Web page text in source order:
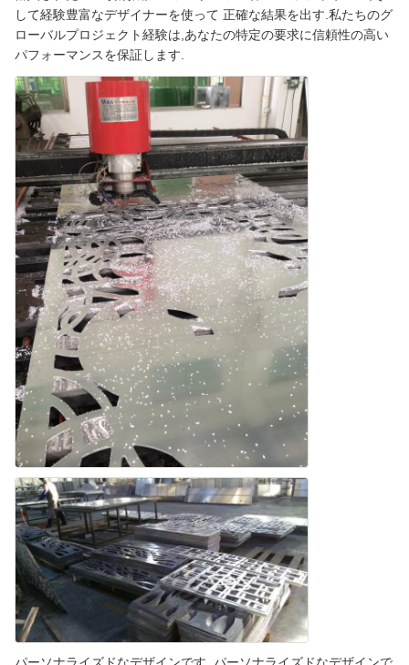
して経験豊富なデザイナーを使って 正確な結果を出す.私たちのグ
ローバルプロジェクト経験は,あなたの特定の要求に信頼性の高い
パフォーマンスを保証します.